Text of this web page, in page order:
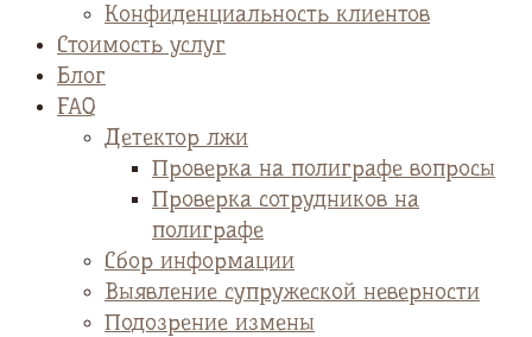
Конфиденциальность клиентов
Стоимость услуг
Блог
FAQ
Детектор лжи
Проверка на полиграфе вопросы
Проверка сотрудников на
полиграфе
Сбор информации
Выявление супружеской неверности
Подозрение измены